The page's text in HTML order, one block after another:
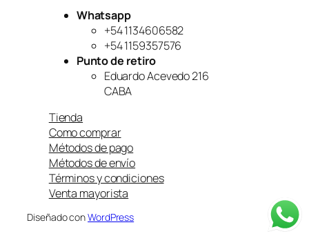
Whatsapp
+54 1134606582
+54 1159357576
Punto de retiro
Eduardo Acevedo 216
CABA
Tienda
Como comprar
Métodos de pago
Métodos de envío
Términos y condiciones
Venta mayorista
Diseñado conWordPress